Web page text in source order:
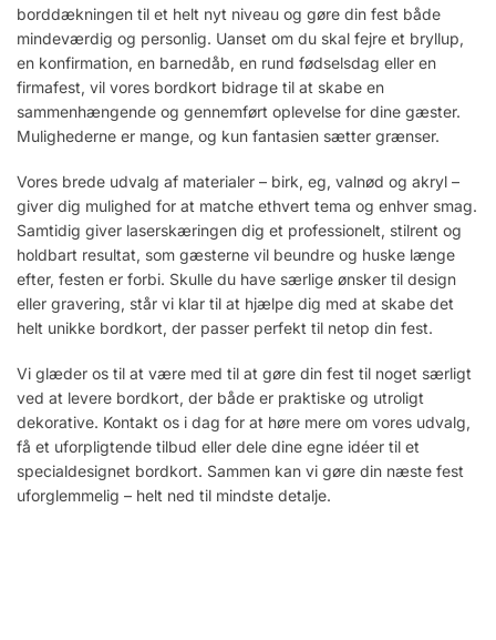
borddækningen til et helt nyt niveau og gøre din fest både
mindeværdig og personlig. Uanset om du skal fejre et bryllup,
en konfirmation, en barnedåb, en rund fødselsdag eller en
firmafest, vil vores bordkort bidrage til at skabe en
sammenhængende og gennemført oplevelse for dine gæster.
Mulighederne er mange, og kun fantasien sætter grænser.
Vores brede udvalg af materialer – birk, eg, valnød og akryl –
giver dig mulighed for at matche ethvert tema og enhver smag.
Samtidig giver laserskæringen dig et professionelt, stilrent og
holdbart resultat, som gæsterne vil beundre og huske længe
efter, festen er forbi. Skulle du have særlige ønsker til design
eller gravering, står vi klar til at hjælpe dig med at skabe det
helt unikke bordkort, der passer perfekt til netop din fest.
Vi glæder os til at være med til at gøre din fest til noget særligt
ved at levere bordkort, der både er praktiske og utroligt
dekorative. Kontakt os i dag for at høre mere om vores udvalg,
få et uforpligtende tilbud eller dele dine egne idéer til et
specialdesignet bordkort. Sammen kan vi gøre din næste fest
uforglemmelig – helt ned til mindste detalje.